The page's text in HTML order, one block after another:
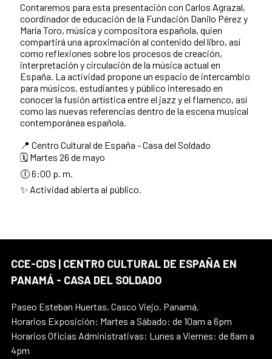
Contaremos para esta presentación con Carlos Agrazal,
coordinador de educación de la Fundación Danilo Pérez y
María Toro, música y compositora española, quien
compartirá una aproximación al contenido del libro, así
como reflexiones sobre los procesos de creación,
interpretación y circulación de la música actual en
España. La actividad propone un espacio de intercambio
para músicos, estudiantes y público interesado en
conocer la fusión artística entre el jazz y el flamenco, así
como las nuevas referencias dentro de la escena musical
contemporánea española.
📍 Centro Cultural de España - Casa del Soldado
🗓 Martes 26 de mayo
🕕 6:00 p. m.
✨ Actividad abierta al público.
CCE-CDS | CENTRO CULTURAL DE ESPAÑA EN
PANAMÁ - CASA DEL SOLDADO
Paseo Esteban Huertas, Casco Viejo. Panamá.
Horarios Exposición: Martes a Sábado: de 10am a 6pm
Horarios Oficias Administrativas: Lunes a Viernes: de 8am a
4pm